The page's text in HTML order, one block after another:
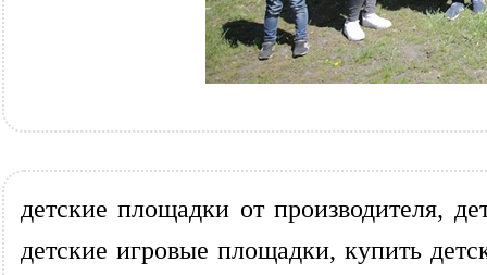
детские площадки от производителя,
детские игровые площадки, купить